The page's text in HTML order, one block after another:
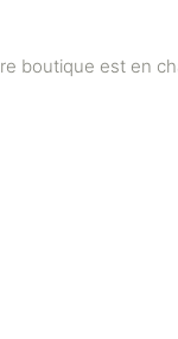
boutique est en